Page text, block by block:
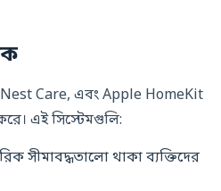
Care, এবং Apple HomeKit
এই সিস্টেমগুলি:
সীমাবদ্ধতালো থাকা ব্যক্তিদের